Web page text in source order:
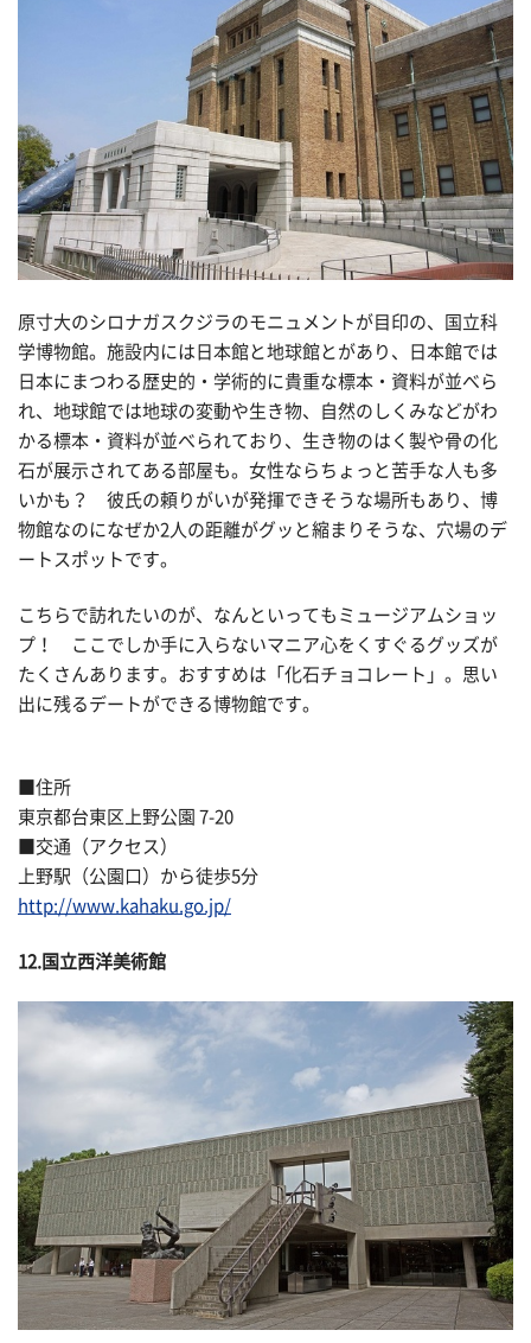
原寸大のシロナガスクジラのモニュメントが目印の、国立科
学博物館。施設内には日本館と地球館とがあり、日本館では
日本にまつわる歴史的・学術的に貴重な標本・資料が並べら
れ、地球館では地球の変動や生き物、自然のしくみなどがわ
かる標本・資料が並べられており、生き物のはく製や骨の化
石が展示されてある部屋も。女性ならちょっと苦手な人も多
いかも？ 彼氏の頼りがいが発揮できそうな場所もあり、博
物館なのになぜか2人の距離がグッと縮まりそうな、穴場のデ
ートスポットです。
こちらで訪れたいのが、なんといってもミュージアムショッ
プ！ ここでしか手に入らないマニア心をくすぐるグッズが
たくさんあります。おすすめは「化石チョコレート」。思い
出に残るデートができる博物館です。
■住所
東京都台東区上野公園 7-20
■交通（アクセス）
上野駅（公園口）から徒歩5分
http://www.kahaku.go.jp/
12.国立西洋美術館